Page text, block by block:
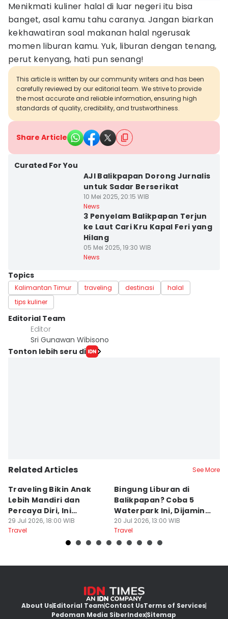
Menikmati kuliner halal di luar negeri itu bisa
banget, asal kamu tahu caranya. Jangan biarkan
kekhawatiran soal makanan halal ngerusak
momen liburan kamu. Yuk, liburan dengan tenang,
perut kenyang, hati pun senang!
This article is written by our community writers and has been
carefully reviewed by our editorial team. We strive to provide
the most accurate and reliable information, ensuring high
standards of quality, credibility, and trustworthiness.
Share Article
Curated For You
AJI Balikpapan Dorong Jurnalis
untuk Sadar Berserikat
10 Mei 2025, 20:15 WIB
News
3 Penyelam Balikpapan Terjun
ke Laut Cari Kru Kapal Feri yang
Hilang
05 Mei 2025, 19:30 WIB
News
Topics
Kalimantan Timur traveling destinasi
halal
tips kuliner
Editorial Team
Editor
Sri Gunawan Wibisono
Tonton lebih seru di
Related Articles See More
Traveling Bikin Anak
Lebih Mandiri dan
Percaya Diri, Ini
Penjelasan Psikolog
29 Jul 2026, 18:00 WIB
Travel
Bingung Liburan di
Balikpapan? Coba 5
Waterpark Ini, Dijamin
Bikin Betah
20 Jul 2026, 13:00 WIB
Travel
About UsEditorial TeamContact UsTerms of Services
Pedoman Media SiberIndexSitemap